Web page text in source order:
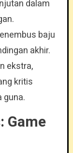
dalam
baju
akhir.
ekstra,
kritis
guna.
Game